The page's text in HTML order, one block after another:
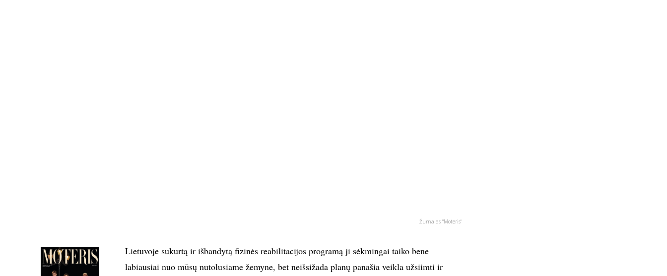
Žurnalas "Moteris"
Lietuvoje sukurtą ir išbandytą fizinės reabilitacijos programą ji sėkmingai taiko bene
labiausiai nuo mūsų nutolusiame žemyne, bet neišsižada planų panašia veikla užsiimti ir